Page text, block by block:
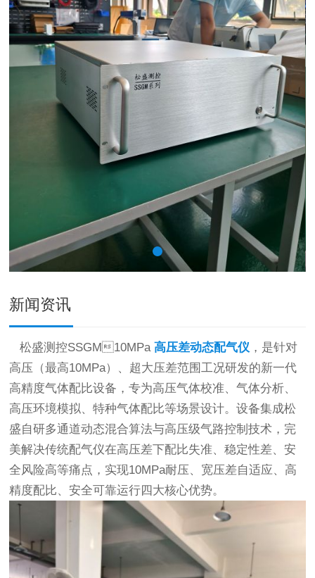
新闻资讯
松盛测控SSGM10MPa高压差动态配气仪 ，是针对
高压（最高10MPa）、超大压差范围工况研发的新一代
高精度气体配比设备，专为高压气体校准、气体分析、
高压环境模拟、特种气体配比等场景设计。设备集成松
盛自研多通道动态混合算法与高压级气路控制技术，完
美解决传统配气仪在高压差下配比失准、稳定性差、安
全风险高等痛点，实现10MPa耐压、宽压差自适应、高
精度配比、安全可靠运行四大核心优势。